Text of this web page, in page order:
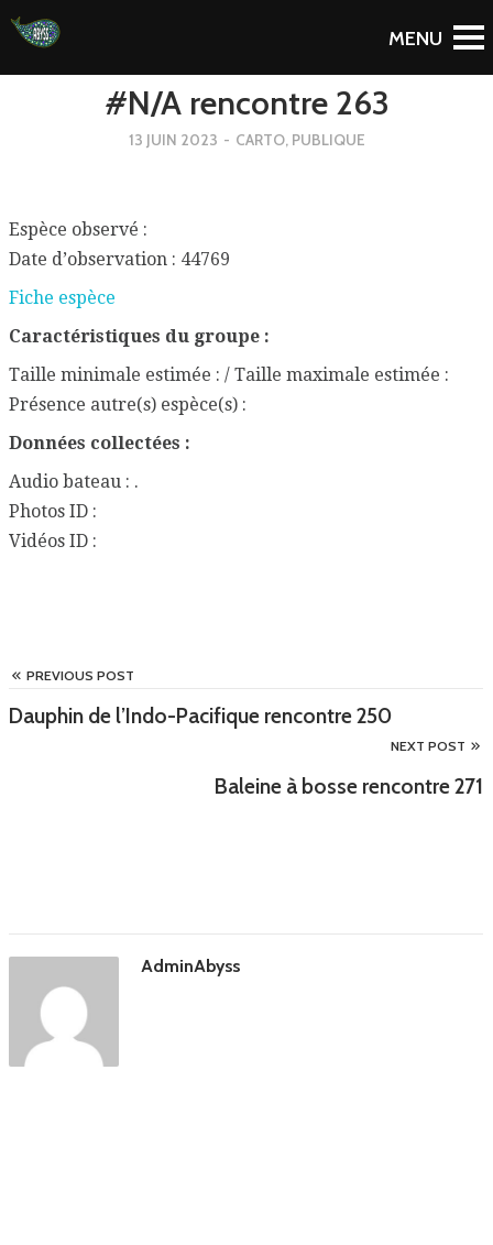
To Blog
#N/A rencontre 263
13 JUIN 2023 - CARTO, PUBLIQUE
Espèce observé :
Date d’observation : 44769
Fiche espèce
Caractéristiques du groupe :
Taille minimale estimée : / Taille maximale estimée :
Présence autre(s) espèce(s) :
Données collectées :
Audio bateau : .
Photos ID :
Vidéos ID :
PREVIOUS POST
Dauphin de l’Indo-Pacifique rencontre 250
NEXT POST
Baleine à bosse rencontre 271
AdminAbyss